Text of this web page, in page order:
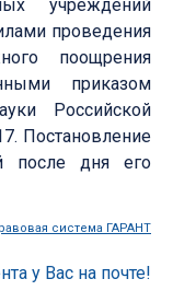
учреждений
проведения
поощрения
приказом
Российской
Постановление
после дня его
система ГАРАНТ